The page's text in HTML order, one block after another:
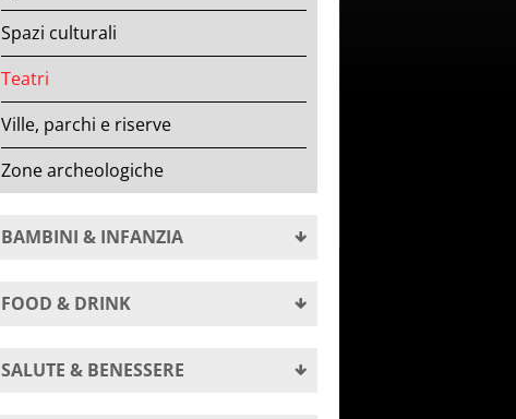
Spazi culturali
Teatri
Ville, parchi e riserve
Zone archeologiche
BAMBINI & INFANZIA
FOOD & DRINK
SALUTE & BENESSERE